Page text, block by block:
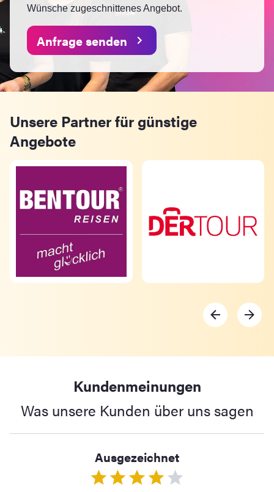
Wünsche zugeschnittenes Angebot.
Anfrage senden
Unsere Partner für günstige
Angebote
Kundenmeinungen
Was unsere Kunden über uns sagen
Ausgezeichnet